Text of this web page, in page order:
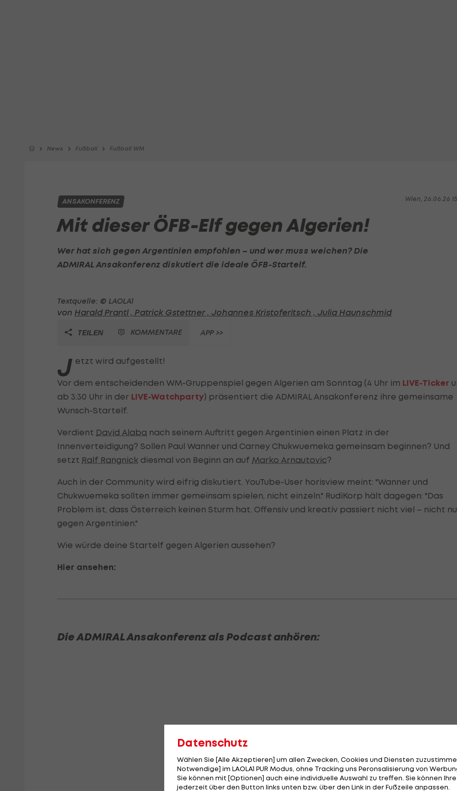
News Fußball Fußball WM
Wien, 26.06.26
ANSAKONFERENZ
Mit dieser ÖFB-Elf gegen Algerien!
Wer hat sich gegen Argentinien empfohlen – und wer muss weichen? Die
ADMIRAL Ansakonferenz diskutiert die ideale ÖFB-Startelf.
Textquelle: © LAOLA1
von Harald Prantl , Patrick Gstettner , Johannes Kristoferitsch , Julia Haunschmid
TEILEN KOMMENTARE APP >>
J etzt wird aufgestellt!
Vor dem entscheidenden WM-Gruppenspiel gegen Algerien am Sonntag (4 Uhr im LIVE-Ticker
ab 3:30 Uhr in der LIVE-Watchparty) präsentiert die ADMIRAL Ansakonferenz ihre gemeinsame
Wunsch-Startelf.
Verdient David Alaba nach seinem Auftritt gegen Argentinien einen Platz in der
Innenverteidigung? Sollen Paul Wanner und Carney Chukwuemeka gemeinsam beginnen? Und
setzt Ralf Rangnick diesmal von Beginn an auf Marko Arnautovic?
Auch in der Community wird eifrig diskutiert. YouTube-User horisview meint: "Wanner und
Chukwuemeka sollten immer gemeinsam spielen, nicht einzeln." RudiKorp hält dagegen: "Das
Problem ist, dass Österreich keinen Sturm hat. Offensiv und kreativ passiert nicht viel – nicht
gegen Argentinien."
Wie würde deine Startelf gegen Algerien aussehen?
Hier ansehen:
Die ADMIRAL Ansakonferenz als Podcast anhören:
Datenschutz
Wählen Sie [Alle Akzeptieren] um allen Zwecken, Cookies und Diensten
Notwendige] im LAOLA1 PUR Modus, ohne Tracking uns Peronsalisierung von
Sie können mit [Optionen] auch eine individuelle Auswahl zu treffen. Sie können
jederzeit über den Button links unten bzw. über den Link in der Fußzeile anpassen.